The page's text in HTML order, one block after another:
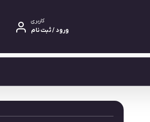
کاربری
ورود / ثبت نام